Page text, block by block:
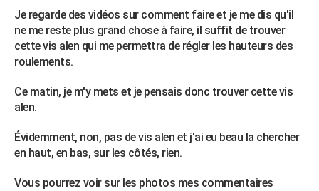
BONS PLANS
CARTE DE VOEUX
Carte de Noël
Carte Bonne année
Carte Saint-Valentin
Carte Pâques
Carte d'anniversaire
Dictionnaire
Biographies
Citations
Expressions
Proverbes
PROGRAMME TV
S'inscrire
Se connecter
Lycées
Collèges
Primaires
Universités
Entreprises
Service militaire
Avis de recherche
AVIS DE DÉCÈS
FORUM
Je regarde des vidéos sur comment faire et je me dis qu'il
ne me reste plus grand chose à faire, il suffit de trouver
cette vis alen qui me permettra de régler les hauteurs des
roulements.
Ce matin, je m'y mets et je pensais donc trouver cette vis
alen.
Évidemment, non, pas de vis alen et j'ai eu beau la chercher
en haut, en bas, sur les côtés, rien.
Vous pourrez voir sur les photos mes commentaires